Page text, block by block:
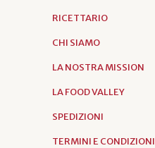
RICETTARIO
CHI SIAMO
LA NOSTRA MISSION
LA FOOD VALLEY
SPEDIZIONI
TERMINI E CONDIZIONI